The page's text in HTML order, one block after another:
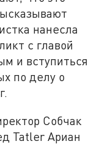
нанесла
с главой
и вступиться
по делу о
Собчак
Tatler Ариан